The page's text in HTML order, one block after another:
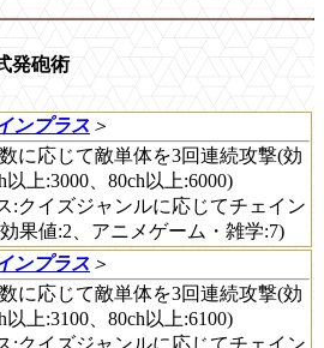
発砲術
ンプラス ＞
に応じて敵単体を3回連続攻撃(効
以上:3000、80ch以上:6000)
:クイズジャンルに応じてチェイン
果値:2、アニメゲーム・雑学:7)
ンプラス ＞
に応じて敵単体を3回連続攻撃(効
以上:3100、80ch以上:6100)
:クイズジャンルに応じてチェイン